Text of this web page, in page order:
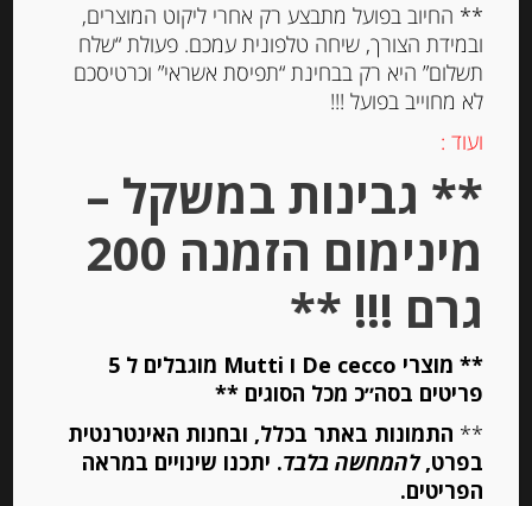
פסטה סמולינה מקמח דורום
₪19.00
יחידות
הוספה לסל
Out of
Stock
** החיוב בפועל מתבצע רק אחרי ליקוט המוצרים,
ובמידת הצורך, שיחה טלפונית עמכם. פעולת “שלח
תשלום” היא רק בבחינת “תפיסת אשראי” וכרטיסכם
לא מחוייב בפועל !!!
ועוד :
** גבינות במשקל –
מינימום הזמנה 200
גרם !!! **
** מוצרי De cecco ו Mutti מוגבלים ל 5
פריטים בסה״כ מכל הסוגים **
** התמונות באתר בכלל, ובחנות האינטרנטית
בפרט,להמחשה בלבד. יתכנו שינויים במראה
הפריטים.